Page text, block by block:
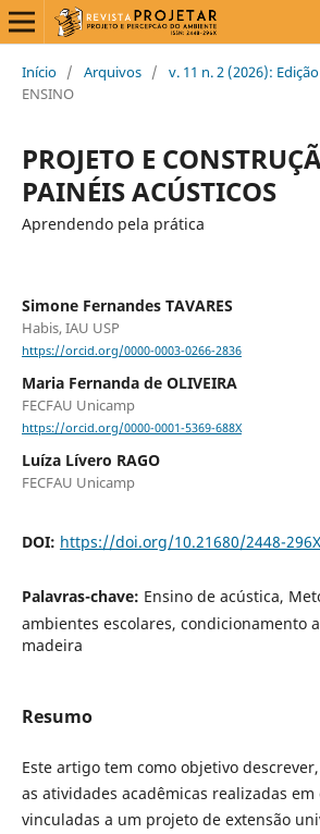
Início / Arquivos / v. 11 n. 2 (2026):
ENSINO
PROJETO E
PAINÉIS ACÚSTICOS
Aprendendo pela prática
Simone Fernandes TAVARES
Habis, IAU USP
https://orcid.org/0000-0003-0266-2836
Maria Fernanda de OLIVEIRA
FECFAU Unicamp
https://orcid.org/0000-0001-5369-688X
Luíza Lívero RAGO
FECFAU Unicamp
DOI: https://doi.org/10.21680/2448-
Palavras-chave: Ensino de acústica,
ambientes escolares, condicionamento
madeira
Resumo
Este artigo tem como objetivo
as atividades acadêmicas realizadas
vinculadas a um projeto de extensão